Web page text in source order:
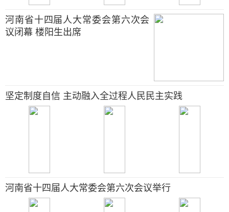
河南省十四届人大常委会第六次会
议闭幕 楼阳生出席
坚定制度自信 主动融入全过程人民民主实践
河南省十四届人大常委会第六次会议举行